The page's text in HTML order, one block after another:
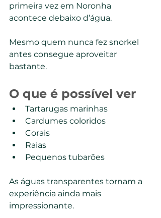
primeira vez em Noronha
acontece debaixo d’água.
Mesmo quem nunca fez snorkel
antes consegue aproveitar
bastante.
O que é possível ver
Tartarugas marinhas
Cardumes coloridos
Corais
Raias
Pequenos tubarões
As águas transparentes tornam a
experiência ainda mais
impressionante.